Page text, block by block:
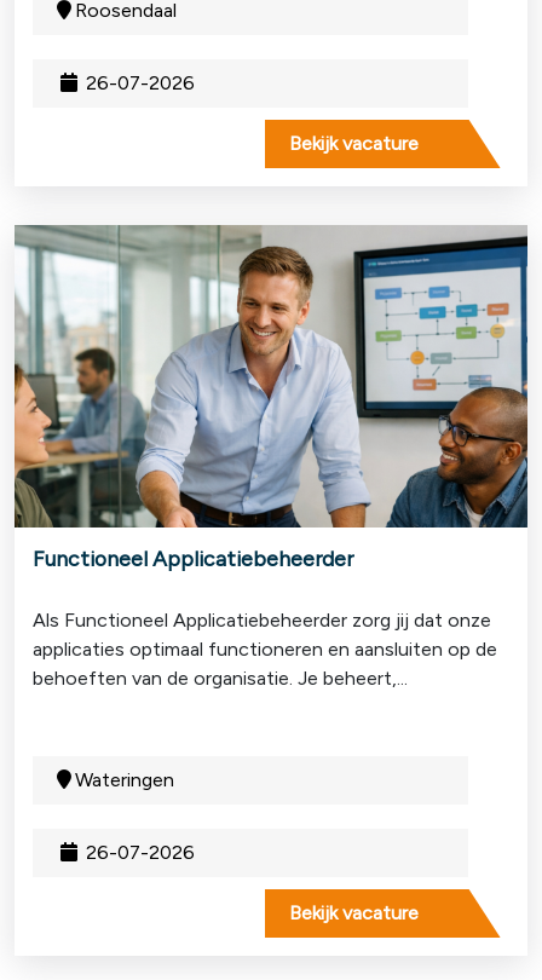
26-07-2026
Roosendaal
Bekijk vacature
Functioneel Applicatiebeheerder
26-07-2026
Wateringen
Als Functioneel Applicatiebeheerder zorg jij dat onze
applicaties optimaal functioneren en aansluiten op de
behoeften van de organisatie. Je beheert,...
Bekijk vacature